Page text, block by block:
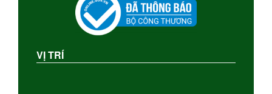
VỊ TRÍ